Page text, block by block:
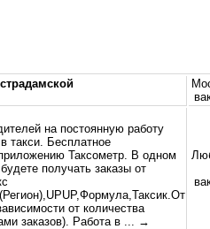
на постоянную работу
такси. Бесплатное
Таксометр. В одном
получать заказы от
от количества
заказов). Работа в
... →